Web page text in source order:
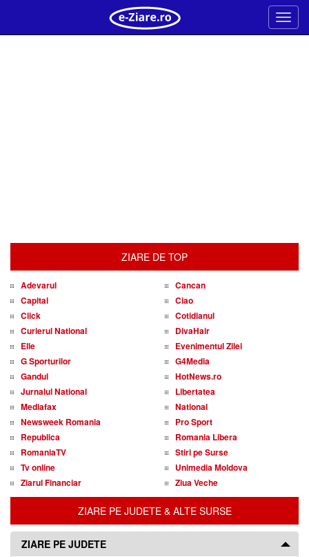
Meniu
ZIARE DE TOP
Adevarul
Cancan
Capital
Ciao
Click
Cotidianul
Curierul National
DivaHair
Elle
Evenimentul Zilei
G Sporturilor
G4Media
Gandul
HotNews.ro
Jurnalul National
Libertatea
Mediafax
National
Newsweek Romania
Pro Sport
Republica
Romania Libera
RomaniaTV
Stiri pe Surse
Tv online
Unimedia Moldova
Ziarul Financiar
Ziua Veche
ZIARE PE JUDETE & ALTE SURSE
ZIARE PE JUDETE